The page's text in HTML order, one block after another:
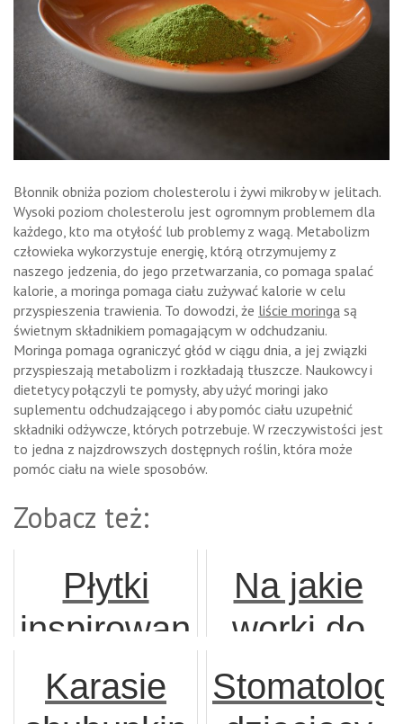
Błonnik obniża poziom cholesterolu i żywi mikroby w jelitach.
Wysoki poziom cholesterolu jest ogromnym problemem dla
każdego, kto ma otyłość lub problemy z wagą. Metabolizm
człowieka wykorzystuje energię, którą otrzymujemy z
naszego jedzenia, do jego przetwarzania, co pomaga spalać
kalorie, a moringa pomaga ciału zużywać kalorie w celu
przyspieszenia trawienia. To dowodzi, że liście moringa są
świetnym składnikiem pomagającym w odchudzaniu.
Moringa pomaga ograniczyć głód w ciągu dnia, a jej związki
przyspieszają metabolizm i rozkładają tłuszcze. Naukowcy i
dietetycy połączyli te pomysły, aby użyć moringi jako
suplementu odchudzającego i aby pomóc ciału uzupełnić
składniki odżywcze, których potrzebuje. W rzeczywistości jest
to jedna z najzdrowszych dostępnych roślin, która może
pomóc ciału na wiele sposobów.
Zobacz też:
Płytki
inspirowane
naturą –
kontakt z
Na jakie
worki do
odkurzaczy
Karasie
Stomatolog